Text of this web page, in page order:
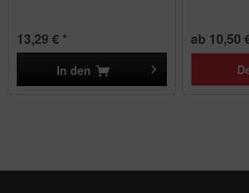
13,29 € *
In den
ab 10,50